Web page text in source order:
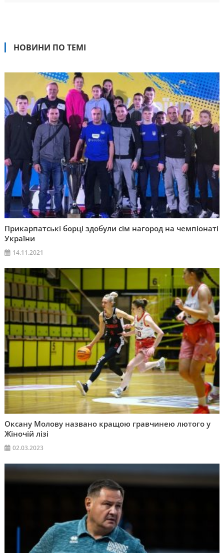
НОВИНИ ПО ТЕМІ
Прикарпатські борці здобули сім нагород на чемпіонаті
України
14.11.2021
Оксану Молову названо кращою гравчинею лютого у
Жіночій лізі
02.03.2023